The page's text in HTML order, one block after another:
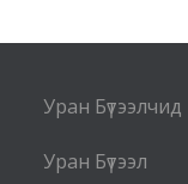
Уран Бүтээлчид
Уран Бүтээл